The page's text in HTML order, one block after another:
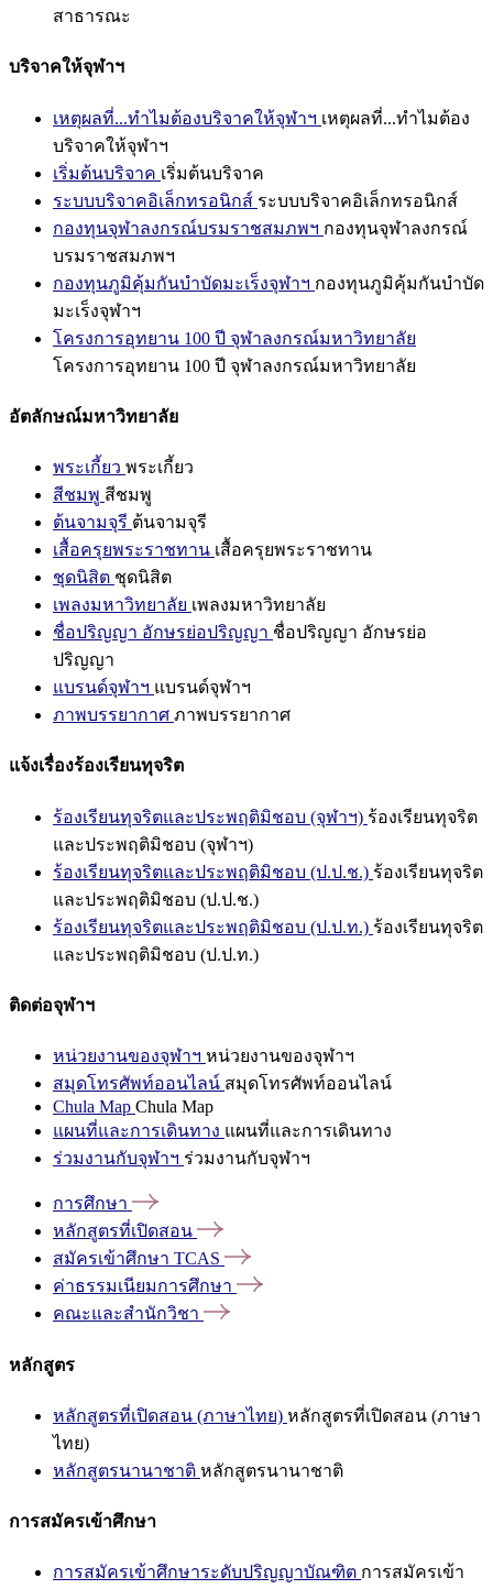
สาธารณะ
บริจาคให้จุฬาฯ
เหตุผลที่...ทำไมต้องบริจาคให้จุฬาฯ เหตุผลที่...ทำไมต้อง
บริจาคให้จุฬาฯ
เริ่มต้นบริจาค เริ่มต้นบริจาค
ระบบบริจาคอิเล็กทรอนิกส์ ระบบบริจาคอิเล็กทรอนิกส์
กองทุนจุฬาลงกรณ์บรมราชสมภพฯ กองทุนจุฬาลงกรณ์
บรมราชสมภพฯ
กองทุนภูมิคุ้มกันบำบัดมะเร็งจุฬาฯ กองทุนภูมิคุ้มกันบำบัด
มะเร็งจุฬาฯ
โครงการอุทยาน 100 ปี จุฬาลงกรณ์มหาวิทยาลัย
โครงการอุทยาน 100 ปี จุฬาลงกรณ์มหาวิทยาลัย
อัตลักษณ์มหาวิทยาลัย
พระเกี้ยว พระเกี้ยว
สีชมพู สีชมพู
ต้นจามจุรี ต้นจามจุรี
เสื้อครุยพระราชทาน เสื้อครุยพระราชทาน
ชุดนิสิต ชุดนิสิต
เพลงมหาวิทยาลัย เพลงมหาวิทยาลัย
ชื่อปริญญา อักษรย่อปริญญา ชื่อปริญญา อักษรย่อ
ปริญญา
แบรนด์จุฬาฯ แบรนด์จุฬาฯ
ภาพบรรยากาศ ภาพบรรยากาศ
แจ้งเรื่องร้องเรียนทุจริต
ร้องเรียนทุจริตและประพฤติมิชอบ (จุฬาฯ) ร้องเรียนทุจริต
และประพฤติมิชอบ (จุฬาฯ)
ร้องเรียนทุจริตและประพฤติมิชอบ (ป.ป.ช.) ร้องเรียนทุจริต
และประพฤติมิชอบ (ป.ป.ช.)
ร้องเรียนทุจริตและประพฤติมิชอบ (ป.ป.ท.) ร้องเรียนทุจริต
และประพฤติมิชอบ (ป.ป.ท.)
ติดต่อจุฬาฯ
หน่วยงานของจุฬาฯ หน่วยงานของจุฬาฯ
สมุดโทรศัพท์ออนไลน์ สมุดโทรศัพท์ออนไลน์
Chula Map Chula Map
แผนที่และการเดินทาง แผนที่และการเดินทาง
ร่วมงานกับจุฬาฯ ร่วมงานกับจุฬาฯ
การศึกษา
หลักสูตรที่เปิดสอน
สมัครเข้าศึกษา TCAS
ค่าธรรมเนียมการศึกษา
คณะและสำนักวิชา
หลักสูตร
หลักสูตรที่เปิดสอน (ภาษาไทย) หลักสูตรที่เปิดสอน (ภาษา
ไทย)
หลักสูตรนานาชาติ หลักสูตรนานาชาติ
การสมัครเข้าศึกษา
การสมัครเข้าศึกษาระดับปริญญาบัณฑิต การสมัครเข้า